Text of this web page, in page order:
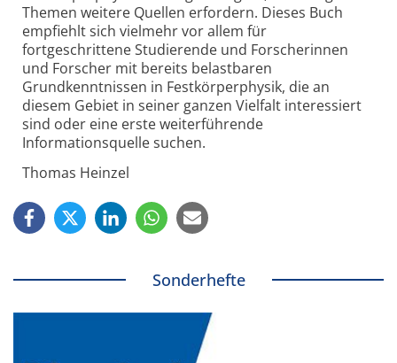
Themen weitere Quellen erfordern. Dieses Buch
empfiehlt sich vielmehr vor allem für
fortgeschrittene Studierende und Forscherinnen
und Forscher mit bereits belastbaren
Grundkenntnissen in Festkörperphysik, die an
diesem Gebiet in seiner ganzen Vielfalt interessiert
sind oder eine erste weiterführende
Informationsquelle suchen.
Thomas Heinzel
Sonderhefte